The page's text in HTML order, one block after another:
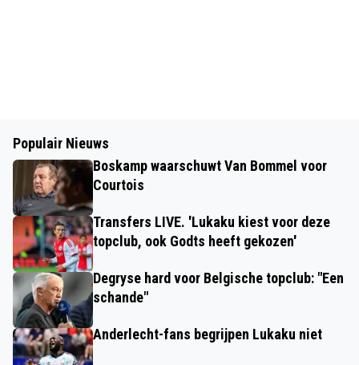
Populair Nieuws
Boskamp waarschuwt Van Bommel voor
Courtois
Transfers LIVE. 'Lukaku kiest voor deze
topclub, ook Godts heeft gekozen'
Degryse hard voor Belgische topclub: "Een
schande"
Anderlecht-fans begrijpen Lukaku niet